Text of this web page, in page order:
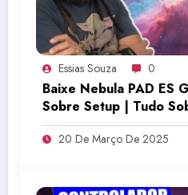
Essias Souza 0
Baixe Nebula PAD ES
Sobre Setup | Tudo
Musical
20 De Março De 2025